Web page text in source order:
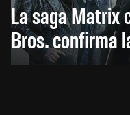
La saga Matrix
Bros. confirma